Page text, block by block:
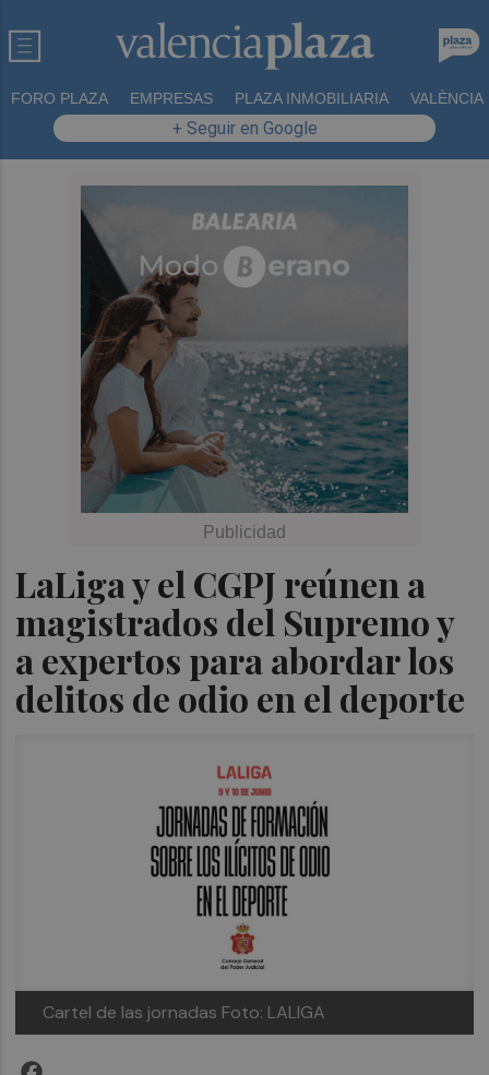
FORO PLAZA EMPRESAS PLAZA INMOBILIARIA VALÈNCIA
+ Seguir en Google
LaLiga y el CGPJ reúnen a
magistrados del Supremo y
a expertos para abordar los
delitos de odio en el deporte
Cartel de las jornadas Foto: LALIGA